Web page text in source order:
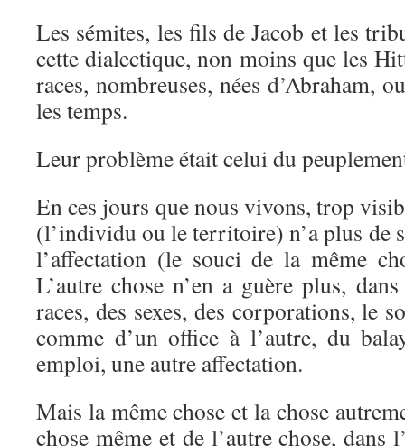
Les sémites, les fils de Jacob et les
cette dialectique, non moins que les
races, nombreuses, nées d’Abraham,
les temps.
Leur problème était celui du
En ces jours que nous vivons, trop
(l’individu ou le territoire) n’a plus de
l’affectation (le souci de la même
L’autre chose n’en a guère plus,
races, des sexes, des corporations, le
comme d’un office à l’autre, du
emploi, une autre affectation.
Mais la même chose et la chose
chose même et de l’autre chose, dans